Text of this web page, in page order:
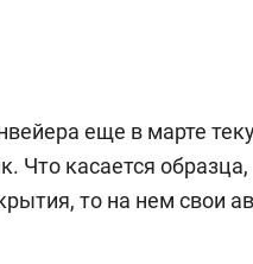
еще в марте
Что касается образца,
то на нем свои